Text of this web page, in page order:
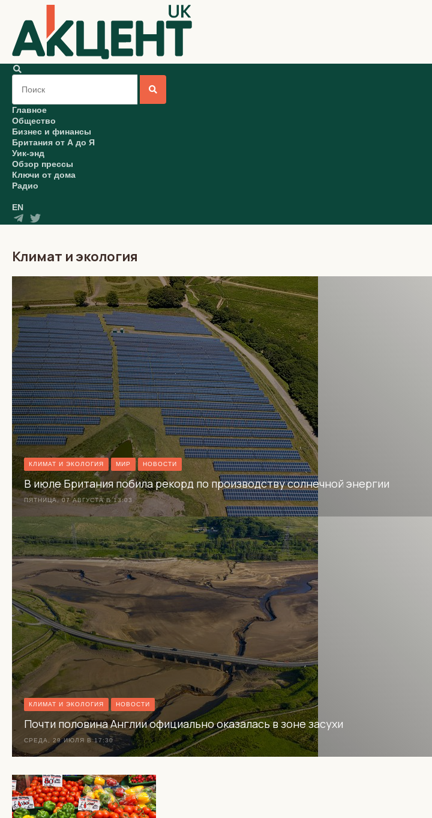
Главное
Общество
Бизнес и финансы
Британия от А до Я
Уик-энд
Обзор прессы
Ключи от дома
Радио
EN
Климат и экология
КЛИМАТ И ЭКОЛОГИЯ МИР НОВОСТИ
В июле Британия побила рекорд по производству солнечной энергии
ПЯТНИЦА, 07 АВГУСТА В 13:03
КЛИМАТ И ЭКОЛОГИЯ НОВОСТИ
Почти половина Англии официально оказалась в зоне засухи
СРЕДА, 29 ИЮЛЯ В 17:30